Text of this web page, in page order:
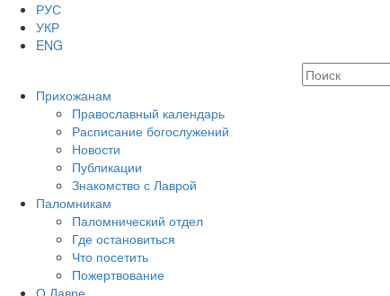
РУС
УКР
ENG
Прихожанам
Православный календарь
Расписание богослужений
Новости
Публикации
Знакомство с Лаврой
Паломникам
Паломнический отдел
Где остановиться
Что посетить
Пожертвование
О Лавре